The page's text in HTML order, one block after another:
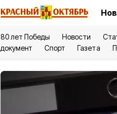
80 лет Победы Новости
документ
Спорт Газета